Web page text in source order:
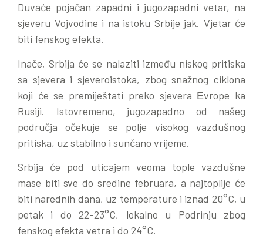
Duvaće pojačan zapadni i jugozapadni vetar, na
sjeveru Vojvodine i na istoku Srbije jak. Vjetar će
biti fenskog efekta.
Inače, Srbija će se nalaziti između niskog pritiska
sa sjevera i sjeveroistoka, zbog snažnog ciklona
koji će se premiještati preko sjevera Еvrope ka
Rusiji. Istovremeno, jugozapadno od našeg
područja očekuje se polje visokog vazdušnog
pritiska, uz stabilno i sunčano vrijeme.
Srbija će pod uticajem veoma tople vazdušne
mase biti sve do sredine februara, a najtoplije će
biti narednih dana, uz temperature i iznad 20°C, u
petak i do 22-23°C, lokalno u Podrinju zbog
fenskog efekta vetra i do 24°C.